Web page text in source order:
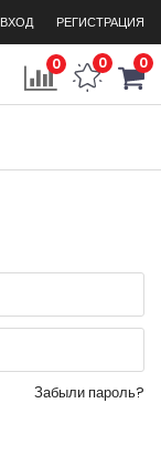
ВХОД РЕГИСТРАЦИЯ
0 0 0
Забыли пароль?